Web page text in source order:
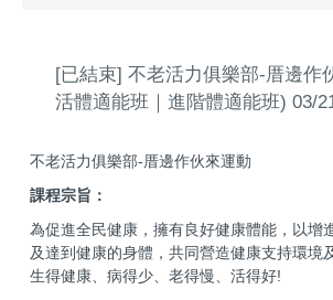
[已結束] 不老活力俱樂部-厝邊作
活體適能班｜進階體適能班) 03/
不老活力俱樂部-厝邊作伙來運動
課程宗旨：
為促進全民健康，擁有良好健康體能，以增
及達到健康的身體，共同營造健康支持環境
生得健康、病得少、老得慢、活得好!